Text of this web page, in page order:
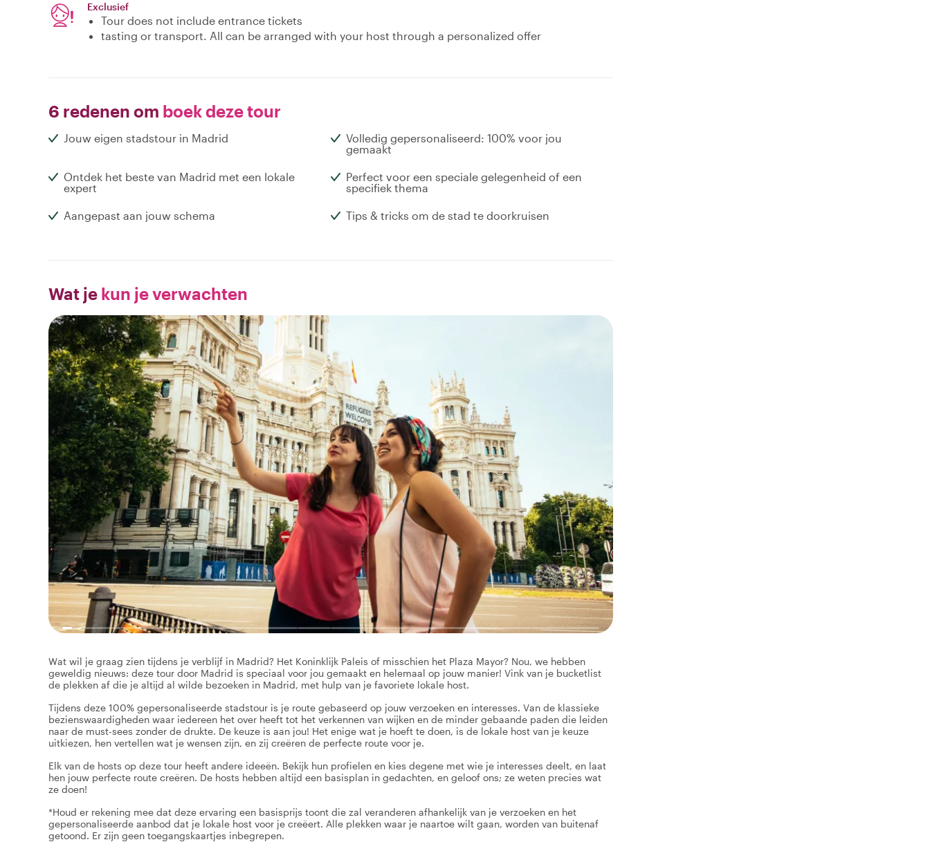
Exclusief
Tour does not include entrance tickets
tasting or transport. All can be arranged with your host through a personalized offer
6 redenen om boek deze tour
Jouw eigen stadstour in Madrid
Volledig gepersonaliseerd: 100% voor jou
gemaakt
Ontdek het beste van Madrid met een lokale
expert
Perfect voor een speciale gelegenheid of een
specifiek thema
Aangepast aan jouw schema Tips & tricks om de stad te doorkruisen
Wat je kun je verwachten
Wat wil je graag zien tijdens je verblijf in Madrid? Het Koninklijk Paleis of misschien het Plaza Mayor? Nou, we hebben
geweldig nieuws: deze tour door Madrid is speciaal voor jou gemaakt en helemaal op jouw manier! Vink van je bucketlist
de plekken af die je altijd al wilde bezoeken in Madrid, met hulp van je favoriete lokale host.
Tijdens deze 100% gepersonaliseerde stadstour is je route gebaseerd op jouw verzoeken en interesses. Van de klassieke
bezienswaardigheden waar iedereen het over heeft tot het verkennen van wijken en de minder gebaande paden die leiden
naar de must-sees zonder de drukte. De keuze is aan jou! Het enige wat je hoeft te doen, is de lokale host van je keuze
uitkiezen, hen vertellen wat je wensen zijn, en zij creëren de perfecte route voor je.
Elk van de hosts op deze tour heeft andere ideeën. Bekijk hun profielen en kies degene met wie je interesses deelt, en laat
hen jouw perfecte route creëren. De hosts hebben altijd een basisplan in gedachten, en geloof ons; ze weten precies wat
ze doen!
*Houd er rekening mee dat deze ervaring een basisprijs toont die zal veranderen afhankelijk van je verzoeken en het
gepersonaliseerde aanbod dat je lokale host voor je creëert. Alle plekken waar je naartoe wilt gaan, worden van buitenaf
getoond. Er zijn geen toegangskaartjes inbegrepen.